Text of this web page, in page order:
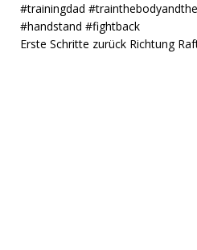
Erste Schritte zurück Richtung